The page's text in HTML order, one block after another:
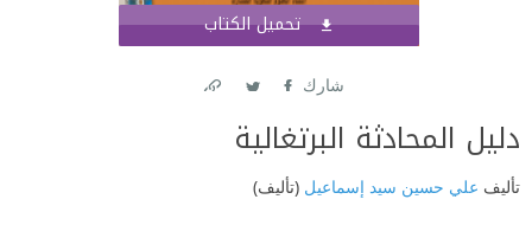
تحميل الكتاب
شارك
دليل المحادثة البرتغالية
تأليف علي حسين سيد إسماعيل (تأليف)